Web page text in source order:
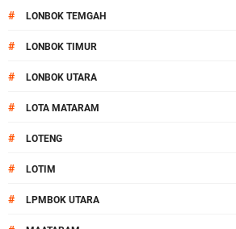
# LONBOK TEMGAH
# LONBOK TIMUR
# LONBOK UTARA
# LOTA MATARAM
# LOTENG
# LOTIM
# LPMBOK UTARA